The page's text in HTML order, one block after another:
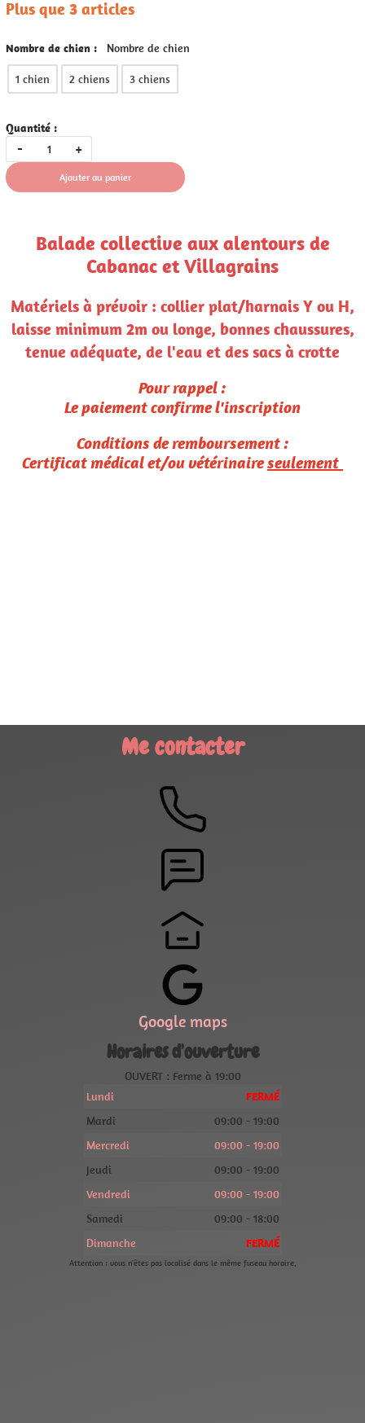
Plus que 3 articles
Nombre de chien : Nombre de chien
1 chien 2 chiens 3 chiens
Quantité :
- +
Ajouter au panier
Balade collective aux alentours de
Cabanac et Villagrains
Matériels à prévoir : collier plat/harnais Y ou H,
laisse minimum 2m ou longe, bonnes chaussures,
tenue adéquate, de l'eau et des sacs à crotte
Pour rappel :
Le paiement confirme l'inscription
Conditions de remboursement :
Certificat médical et/ou vétérinaireseulement
Me contacter
Google maps
Horaires d'ouverture
OUVERT : Ferme à 19:00
Lundi
FERMÉ
Mardi
09:00 - 19:00
Mercredi
09:00 - 19:00
Jeudi
09:00 - 19:00
Vendredi
09:00 - 19:00
Samedi
09:00 - 18:00
Dimanche
FERMÉ
Attention : vous n'êtes pas localisé dans le même fuseau horaire.